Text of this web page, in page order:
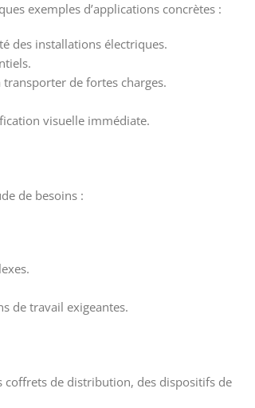
exemples d’applications concrètes :
des installations électriques.
de fortes charges.
visuelle immédiate.
de besoins :
de travail exigeantes.
coffrets de distribution, des dispositifs de